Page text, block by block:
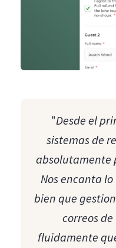
"Desde el
sistemas de
absolutamente
Nos encanta
bien que
correos
fluidamente